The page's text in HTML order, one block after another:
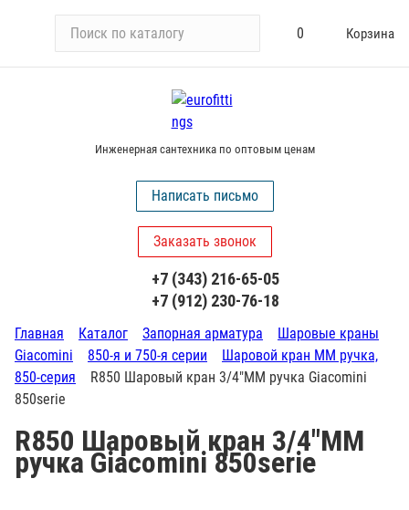
и
у
0 Корзина
Инженерная сантехника по оптовым ценам
Написать письмо
Заказать звонок
+7 (343) 216-65-05
+7 (912) 230-76-18
Главная Каталог Запорная арматура
Шаровые краны
Giacomini
850-я и 750-я серии
Шаровой кран ММ ручка,
850-серия
R850 Шаровый кран 3/4"ММ ручка Giacomini
850serie
R850 Шаровый кран 3/4"ММ
ручка Giacomini 850serie